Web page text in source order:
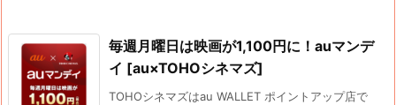
毎週月曜日は映画が1,100円に！auマンデ
イ [au×TOHOシネマズ]
TOHOシネマズはau WALLET ポイントアップ店で